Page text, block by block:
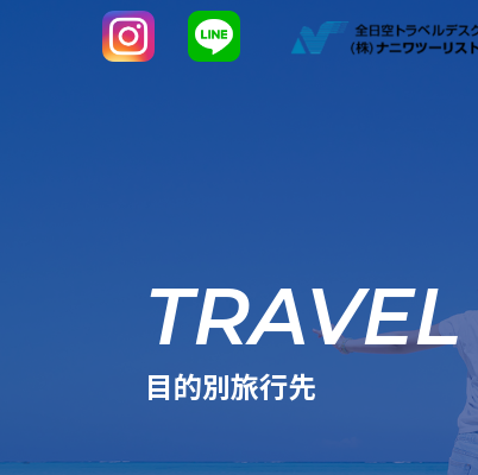
TRAVEL
目的別旅行先